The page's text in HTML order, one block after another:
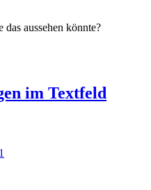
aussehen könnte?
im Textfeld